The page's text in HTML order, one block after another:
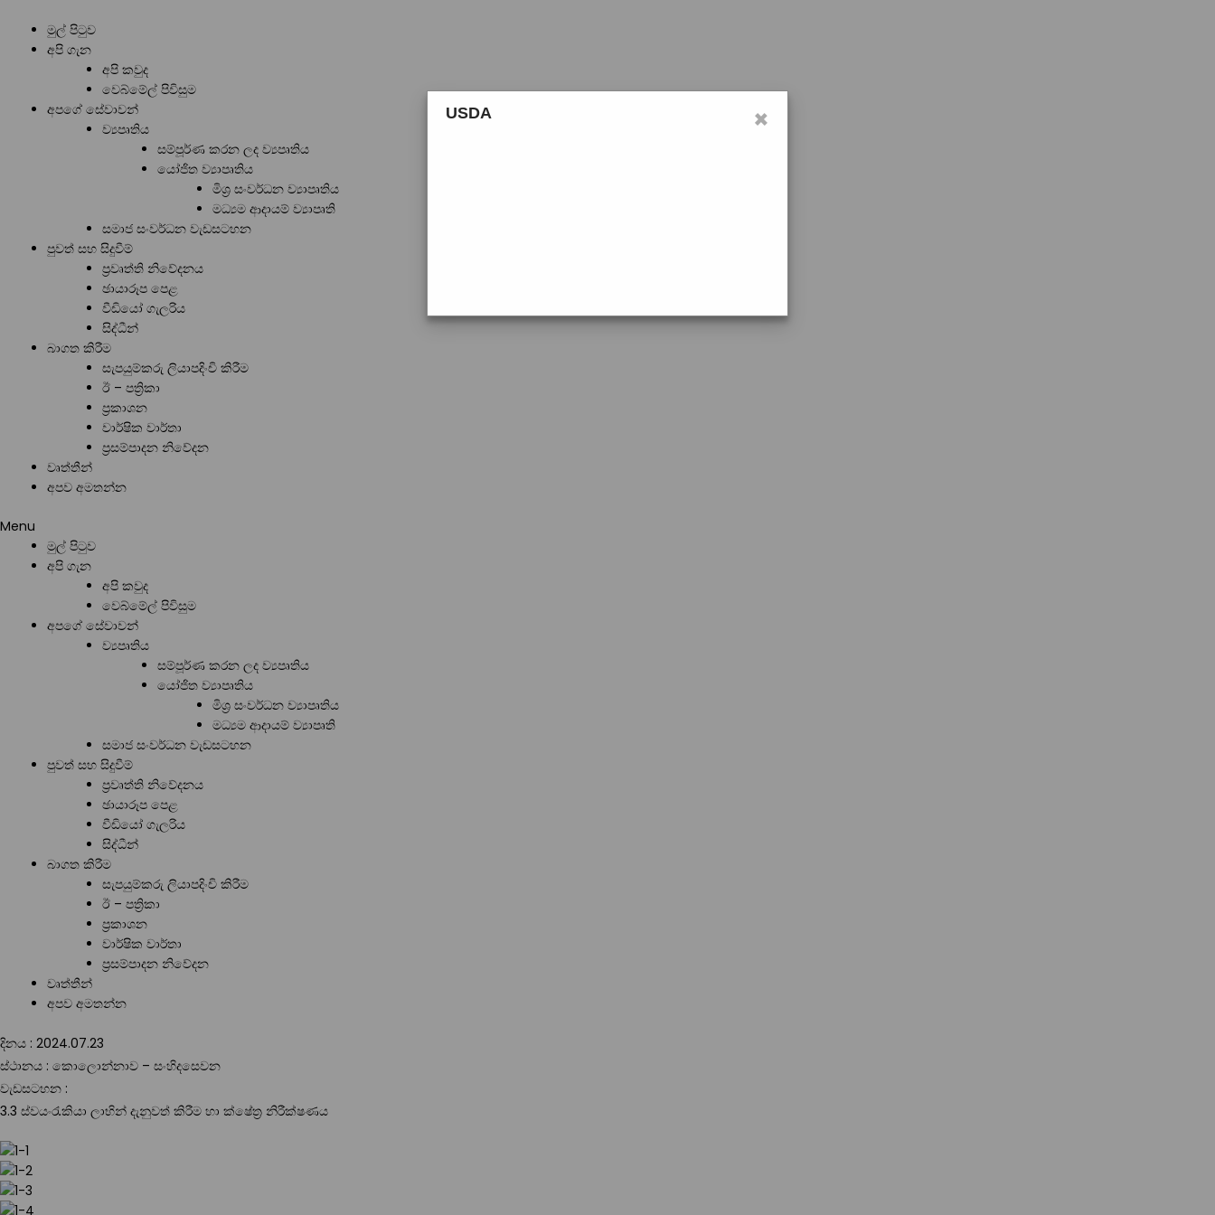
මුල් පිටුව
අපි ගැන
අපි කවුද
වෙබ්මේල් පිවිසුම
අපගේ සේවාවන්
ව්‍යපෘතිය
සම්පූර්ණ කරන ලද ව්‍යපෘතිය
යෝජිත ව්‍යාපෘතිය
මිශ්‍ර සංවර්ධන ව්‍යාපෘතිය
මධ්‍යම ආදායම් ව්‍යාපෘති
සමාජ සංවර්ධන වැඩසටහන
පුවත් සහ සිදුවීම්
ප්‍රවෘත්ති නිවේදනය
ඡායාරූප පෙළ
වීඩියෝ ගැලරිය
සිද්ධීන්
බාගත කිරීම
සැපයුම්කරු ලියාපදිංචි කිරීම
ඊ – පත්‍රිකා
ප්‍රකාශන
වාර්ෂික වාර්තා
ප්‍රසම්පාදන නිවේදන
වෘත්තීන්
අපව අමතන්න
Menu
මුල් පිටුව
අපි ගැන
අපි කවුද
වෙබ්මේල් පිවිසුම
අපගේ සේවාවන්
ව්‍යපෘතිය
සම්පූර්ණ කරන ලද ව්‍යපෘතිය
යෝජිත ව්‍යාපෘතිය
මිශ්‍ර සංවර්ධන ව්‍යාපෘතිය
මධ්‍යම ආදායම් ව්‍යාපෘති
සමාජ සංවර්ධන වැඩසටහන
පුවත් සහ සිදුවීම්
ප්‍රවෘත්ති නිවේදනය
ඡායාරූප පෙළ
වීඩියෝ ගැලරිය
සිද්ධීන්
බාගත කිරීම
සැපයුම්කරු ලියාපදිංචි කිරීම
ඊ – පත්‍රිකා
ප්‍රකාශන
වාර්ෂික වාර්තා
ප්‍රසම්පාදන නිවේදන
වෘත්තීන්
අපව අමතන්න
දිනය : 2024.07.23
ස්ථානය : කොලොන්නාව – සංහිදසෙවන
වැඩසටහන :
3.3 ස්වයංරැකියා ලාභින් දැනුවත් කිරීම හා ක්ෂේත්‍ර නිරීක්ෂණය
×
USDA